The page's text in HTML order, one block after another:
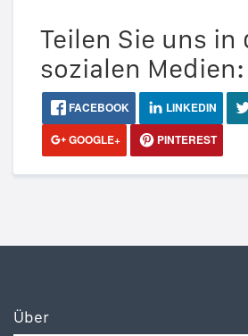
Teilen Sie uns in
sozialen Medien:
FACEBOOK LINKEDIN
GOOGLE+
PINTEREST
Über